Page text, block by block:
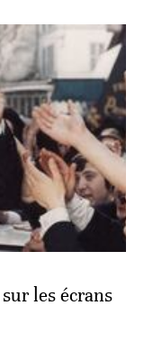
les écrans